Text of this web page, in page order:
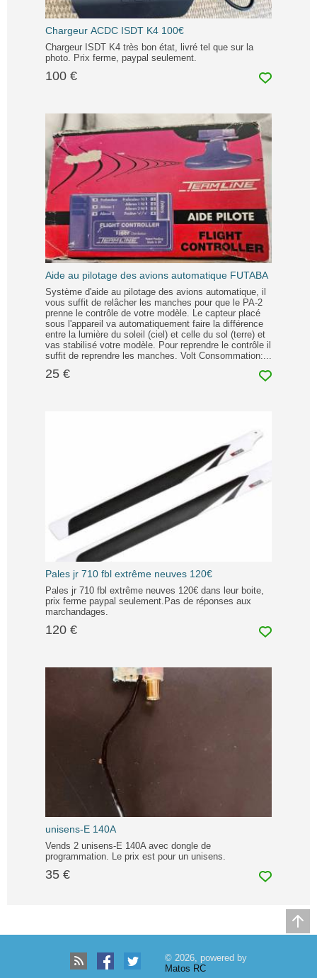
Chargeur ACDC ISDT K4 100€
Chargeur ISDT K4 très bon état, livré tel que sur la
photo. Prix ferme, paypal seulement.
100 €
Aide au pilotage des avions automatique FUTABA
Système d'aide au pilotage des avions automatique, il
vous suffit de relâcher les manches pour que le PA-2
prenne le contrôle de votre modèle. Le capteur placé
sous l'appareil va automatiquement faire la différence
entre la lumière du soleil (ciel) et celle du sol (terre) et
vas stabilisé votre modèle. Pour reprendre le contrôle il
suffit de reprendre les manches. Volt Consommation:...
25 €
Pales jr 710 fbl extrême neuves 120€
Pales jr 710 fbl extrême neuves 120€ dans leur boite,
prix ferme paypal seulement.Pas de réponses aux
marchandages.
120 €
unisens-E 140A
Vends 2 unisens-E 140A avec dongle de
programmation. Le prix est pour un unisens.
35 €
© 2026, powered by
Matos RC